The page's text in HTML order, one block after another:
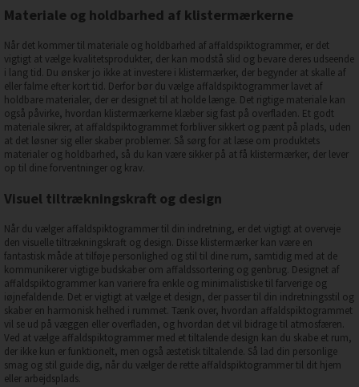
Materiale og holdbarhed af klistermærkerne
Når det kommer til materiale og holdbarhed af affaldspiktogrammer, er det
vigtigt at vælge kvalitetsprodukter, der kan modstå slid og bevare deres udseende
i lang tid. Du ønsker jo ikke at investere i klistermærker, der begynder at skalle af
eller falme efter kort tid. Derfor bør du vælge affaldspiktogrammer lavet af
holdbare materialer, der er designet til at holde længe. Det rigtige materiale kan
også påvirke, hvordan klistermærkerne klæber sig fast på overfladen. Et godt
materiale sikrer, at affaldspiktogrammet forbliver sikkert og pænt på plads, uden
at det løsner sig eller skaber problemer. Så sørg for at læse om produktets
materialer og holdbarhed, så du kan være sikker på at få klistermærker, der lever
op til dine forventninger og krav.
Visuel tiltrækningskraft og design
Når du vælger affaldspiktogrammer til din indretning, er det vigtigt at overveje
den visuelle tiltrækningskraft og design. Disse klistermærker kan være en
fantastisk måde at tilføje personlighed og stil til dine rum, samtidig med at de
kommunikerer vigtige budskaber om affaldssortering og genbrug. Designet af
affaldspiktogrammer kan variere fra enkle og minimalistiske til farverige og
iøjnefaldende. Det er vigtigt at vælge et design, der passer til din indretningsstil og
skaber en harmonisk helhed i rummet. Tænk over, hvordan affaldspiktogrammet
vil se ud på væggen eller overfladen, og hvordan det vil bidrage til atmosfæren.
Ved at vælge affaldspiktogrammer med et tiltalende design kan du skabe et rum,
der ikke kun er funktionelt, men også æstetisk tiltalende. Så lad din personlige
smag og stil guide dig, når du vælger de rette affaldspiktogrammer til dit hjem
eller arbejdsplads.